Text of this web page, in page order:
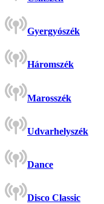
Gyergyószék
Háromszék
Marosszék
Udvarhelyszék
Dance
Disco Classic